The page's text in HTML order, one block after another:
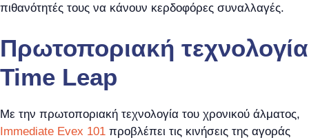
πιθανότητές τους να κάνουν κερδοφόρες συναλλαγές.
Πρωτοποριακή τεχνολογία
Time Leap
Με την πρωτοποριακή τεχνολογία του χρονικού άλματος,
Immediate Evex 101 προβλέπει τις κινήσεις της αγοράς